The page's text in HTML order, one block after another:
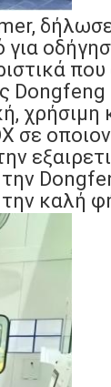
για
Dongfeng
χρήσιμη
σε
την καλή